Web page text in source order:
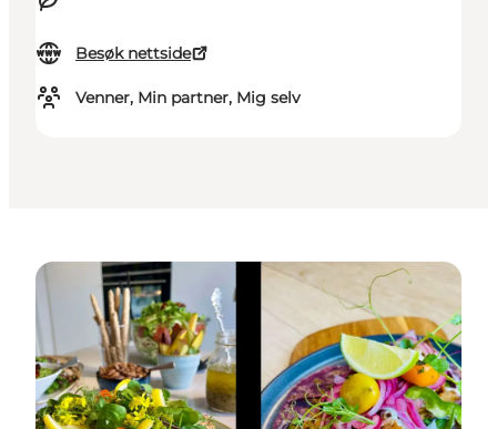
Besøk nettside
Venner, Min partner, Mig selv